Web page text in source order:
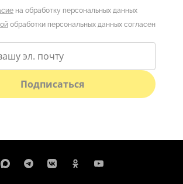
на обработку персональных данных
обработки персональных данных согласен
Подписаться